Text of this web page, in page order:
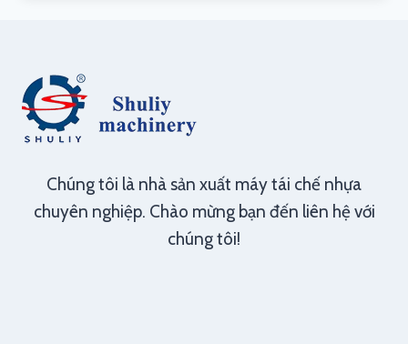
Chúng tôi là nhà sản xuất máy tái chế nhựa
chuyên nghiệp. Chào mừng bạn đến liên hệ với
chúng tôi!